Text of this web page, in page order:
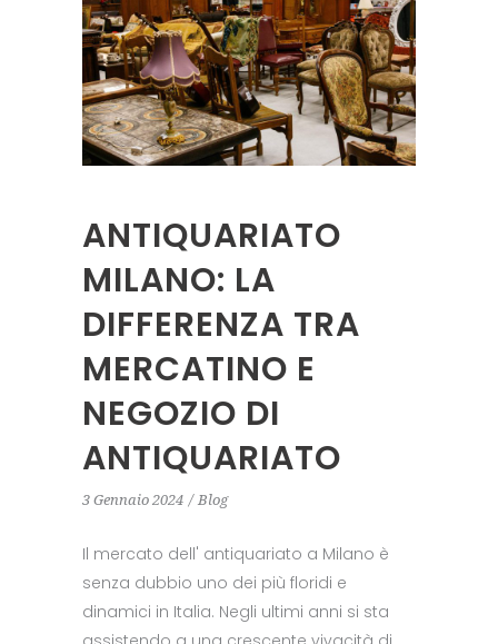
ANTIQUARIATO
MILANO: LA
DIFFERENZA TRA
MERCATINO E
NEGOZIO DI
ANTIQUARIATO
3 Gennaio 2024 Blog
Il mercato dell' antiquariato a Milano è
senza dubbio uno dei più floridi e
dinamici in Italia. Negli ultimi anni si sta